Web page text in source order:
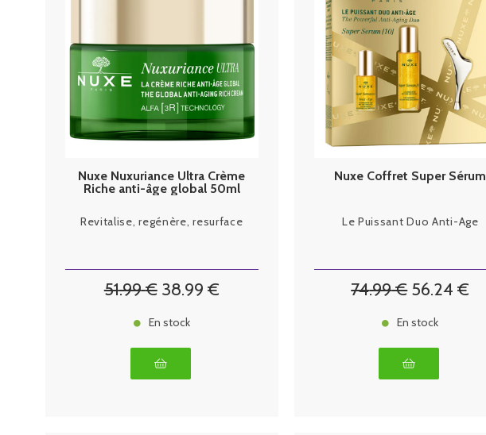
Nuxe Nuxuriance Ultra Crème
Riche anti-âge global 50ml
Revitalise, regénère, resurface
51.99€ 38.99 €
En stock
Nuxe Coffret Super Sérum
Le Puissant Duo Anti-Age
74.99€ 56.24 €
En stock